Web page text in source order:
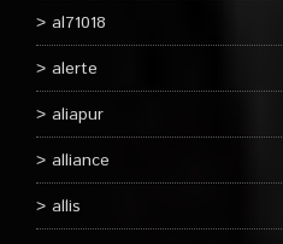
al71018
alerte
aliapur
alliance
allis